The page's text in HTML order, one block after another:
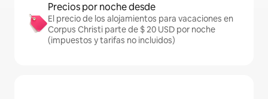
Precios por noche desde
El precio de los alojamientos para vacaciones en
Corpus Christi parte de $ 20 USD por noche
(impuestos y tarifas no incluidos)